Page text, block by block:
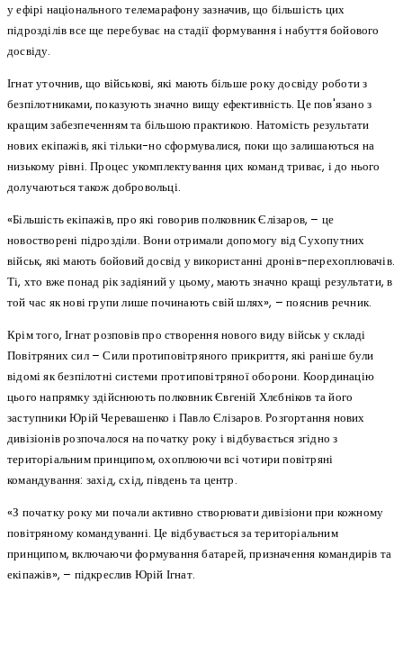
у ефірі національного телемарафону зазначив, що більшість цих
підрозділів все ще перебуває на стадії формування і набуття бойового
досвіду.
Ігнат уточнив, що військові, які мають більше року досвіду роботи з
безпілотниками, показують значно вищу ефективність. Це пов'язано з
кращим забезпеченням та більшою практикою. Натомість результати
нових екіпажів, які тільки-но сформувалися, поки що залишаються на
низькому рівні. Процес укомплектування цих команд триває, і до нього
долучаються також добровольці.
«Більшість екіпажів, про які говорив полковник Єлізаров, – це
новостворені підрозділи. Вони отримали допомогу від Сухопутних
військ, які мають бойовий досвід у використанні дронів-перехоплювачів.
Ті, хто вже понад рік задіяний у цьому, мають значно кращі результати, в
той час як нові групи лише починають свій шлях», – пояснив речник.
Крім того, Ігнат розповів про створення нового виду військ у складі
Повітряних сил – Сили протиповітряного прикриття, які раніше були
відомі як безпілотні системи протиповітряної оборони. Координацію
цього напрямку здійснюють полковник Євгеній Хлєбніков та його
заступники Юрій Черевашенко і Павло Єлізаров. Розгортання нових
дивізіонів розпочалося на початку року і відбувається згідно з
територіальним принципом, охоплюючи всі чотири повітряні
командування: захід, схід, південь та центр.
«З початку року ми почали активно створювати дивізіони при кожному
повітряному командуванні. Це відбувається за територіальним
принципом, включаючи формування батарей, призначення командирів та
екіпажів», – підкреслив Юрій Ігнат.